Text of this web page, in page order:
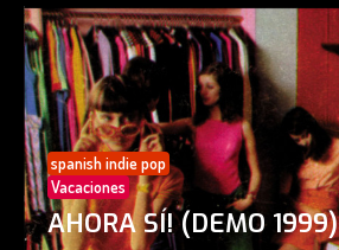
spanish indie pop
Vacaciones
AHORA SÍ! (DEMO 1999)